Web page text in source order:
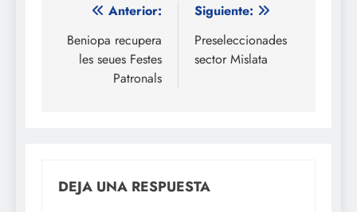
Navegación
de
entradas
Anterior:
Beniopa recupera
les seues Festes
Patronals
Siguiente:
Preseleccionades
sector Mislata
DEJA UNA RESPUESTA